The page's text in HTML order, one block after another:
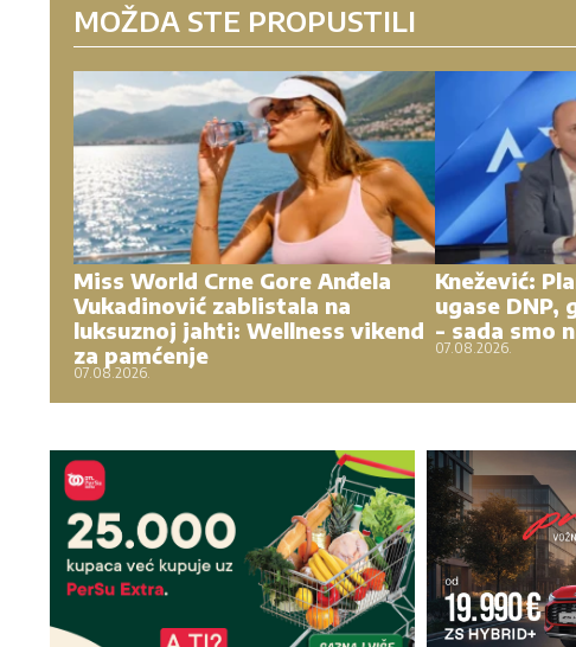
MOŽDA STE PROPUSTILI
Miss World Crne Gore Anđela
Vukadinović zablistala na
luksuznoj jahti: Wellness vikend
za pamćenje
07.08.2026.
Knežević:
ugase DNP,
- sada smo
07.08.2026.